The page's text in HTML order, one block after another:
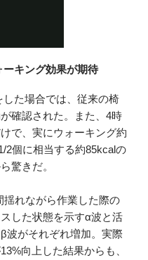
キング効果が期待
した場合では、従来の椅
確認された。また、4時
で、実にウォーキング約
2個に相当する約85kcalの
驚きだ。
揺れながら作業した際の
した状態を示すα波と活
波がそれぞれ増加。実際
向上した結果からも、